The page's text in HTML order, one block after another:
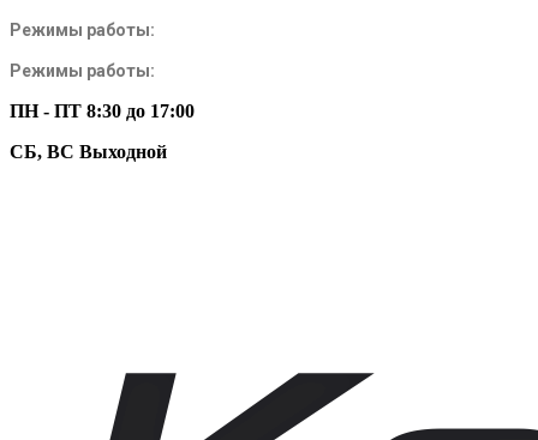
Режимы работы:
Режимы работы:
ПН - ПТ 8:30 до 17:00
СБ, ВС Выходной